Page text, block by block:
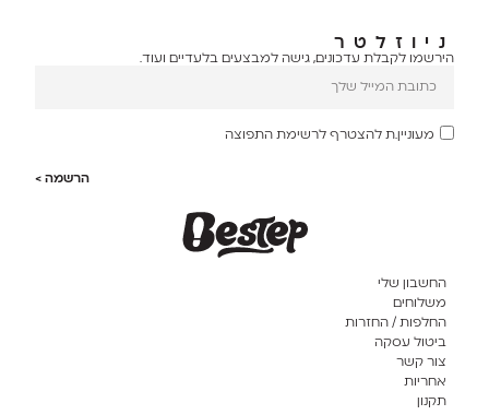
החשבון שלי
משלוחים
החלפות / החזרות
ביטול עסקה
צור קשר
אחריות
תקנון
ניוזלטר
הירשמו לקבלת עדכונים, גישה למבצעים בלעדיים ועוד.
מעוניין.ת להצטרף לרשימת התפוצה
הרשמה >